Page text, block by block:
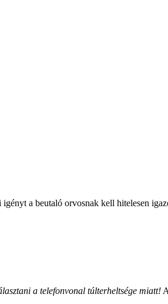
a beutaló orvosnak kell hitelesen
a telefonvonal túlterheltsége miatt!